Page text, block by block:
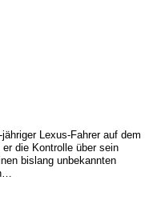
Lexus-Fahrer auf dem
die Kontrolle über sein
bislang unbekannten